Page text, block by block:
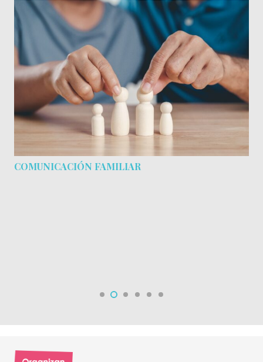
COMUNICACIÓN FAMILIAR